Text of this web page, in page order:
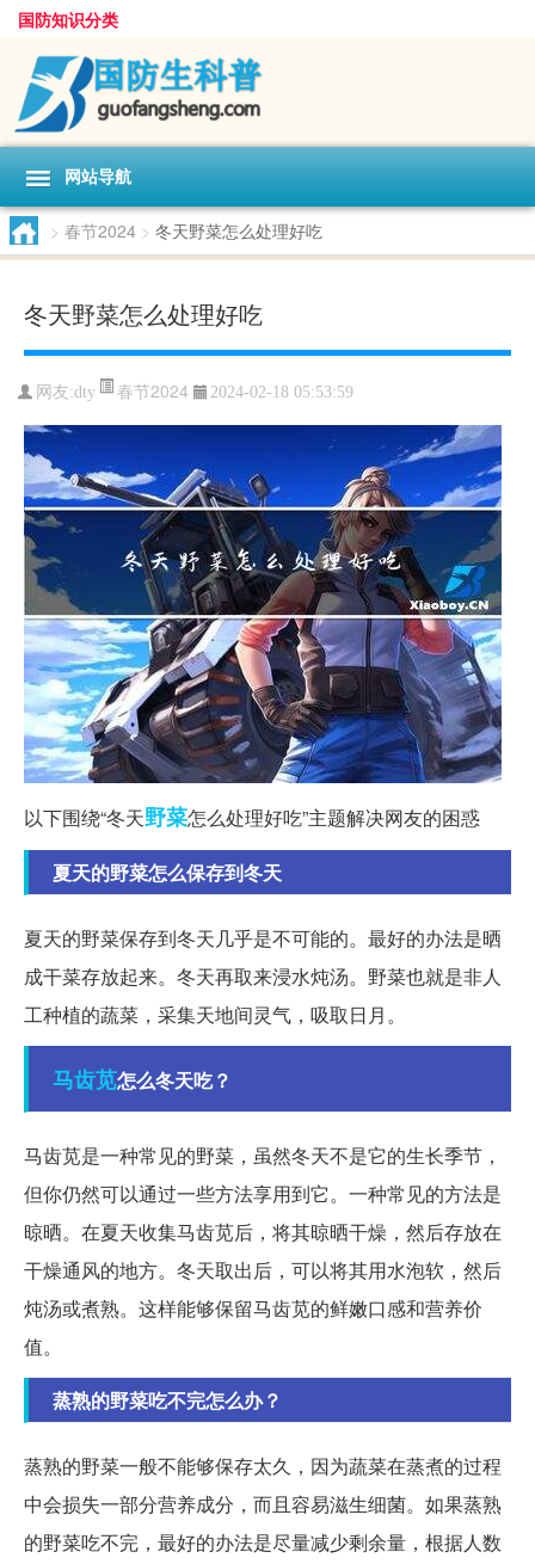
国防知识分类
网站导航
> 春节2024 > 冬天野菜怎么处理好吃
冬天野菜怎么处理好吃
网友:dty 春节2024 2024-02-18 05:53:59
以下围绕“冬天野菜怎么处理好吃”主题解决网友的困惑
夏天的野菜怎么保存到冬天
夏天的野菜保存到冬天几乎是不可能的。最好的办法是晒
成干菜存放起来。冬天再取来浸水炖汤。野菜也就是非人
工种植的蔬菜，采集天地间灵气，吸取日月。
马齿苋怎么冬天吃？
马齿苋是一种常见的野菜，虽然冬天不是它的生长季节，
但你仍然可以通过一些方法享用到它。一种常见的方法是
晾晒。在夏天收集马齿苋后，将其晾晒干燥，然后存放在
干燥通风的地方。冬天取出后，可以将其用水泡软，然后
炖汤或煮熟。这样能够保留马齿苋的鲜嫩口感和营养价
值。
蒸熟的野菜吃不完怎么办？
蒸熟的野菜一般不能够保存太久，因为蔬菜在蒸煮的过程
中会损失一部分营养成分，而且容易滋生细菌。如果蒸熟
的野菜吃不完，最好的办法是尽量减少剩余量，根据人数